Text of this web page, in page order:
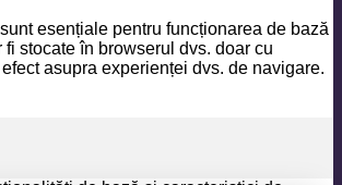
esențiale pentru funcționarea de bază
stocate în browserul dvs. doar cu
asupra experienței dvs. de navigare.